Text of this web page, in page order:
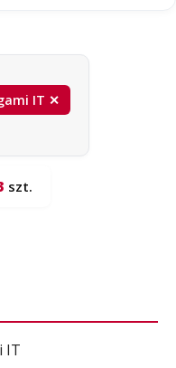
IT ✕
szt.
IT